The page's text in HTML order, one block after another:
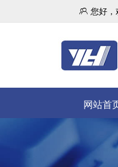
 您好，
网站首